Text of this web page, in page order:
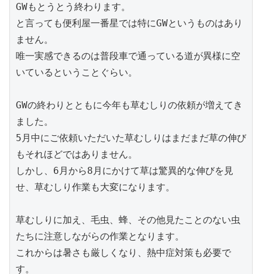
GWもとうとう終わります。
と言っても便利屋一番星では特にGWというものはあり
ません。
唯一実感できるのは普段車で通っている道が異様に空
いているということぐらい。
GWの終わりとともに今年も草むしりの依頼が増えてき
ました。
5月中にご依頼いただいた草むしりはまだまだ草の伸び
もそれほどではありません。
しかし、6月から8月にかけて草は驚異的な伸びを見
せ、草むしり作業も大変になります。
草むしりに加え、毛虫、蜂、その他見たことのない虫
たちに注意しながらの作業となります。
これからは暑さも厳しくなり、熱中症対策も必要で
す。